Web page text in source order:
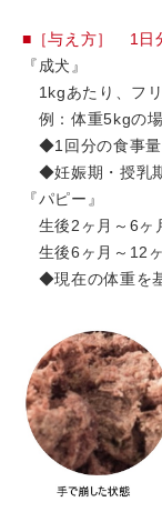
■［与え方］ 1日
『成犬』
1kgあたり、フリ
例：体重5kgの
◆1回分の食事量
◆妊娠期・授乳期
『パピー』
生後2ヶ月～6ヶ
生後6ヶ月～12
◆現在の体重を基